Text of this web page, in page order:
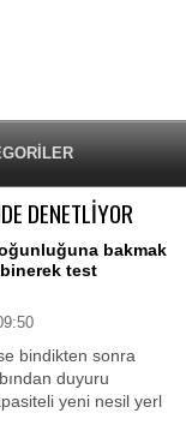
DENETLİYOR
bakmak
test
bindikten sonra
duyuru
yeni nesil yerl